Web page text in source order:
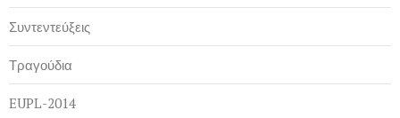
Συντεντεύξεις
Τραγούδια
EUPL-2014